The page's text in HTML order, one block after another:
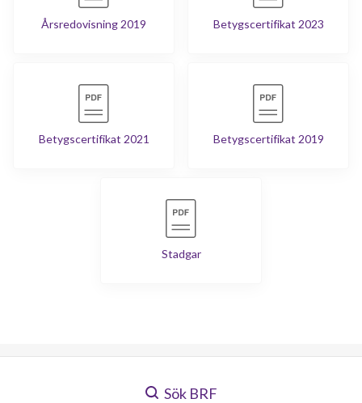
Årsredovisning 2019 Betygscertifikat 2023
Betygscertifikat 2021 Betygscertifikat 2019
Stadgar
Sök BRF